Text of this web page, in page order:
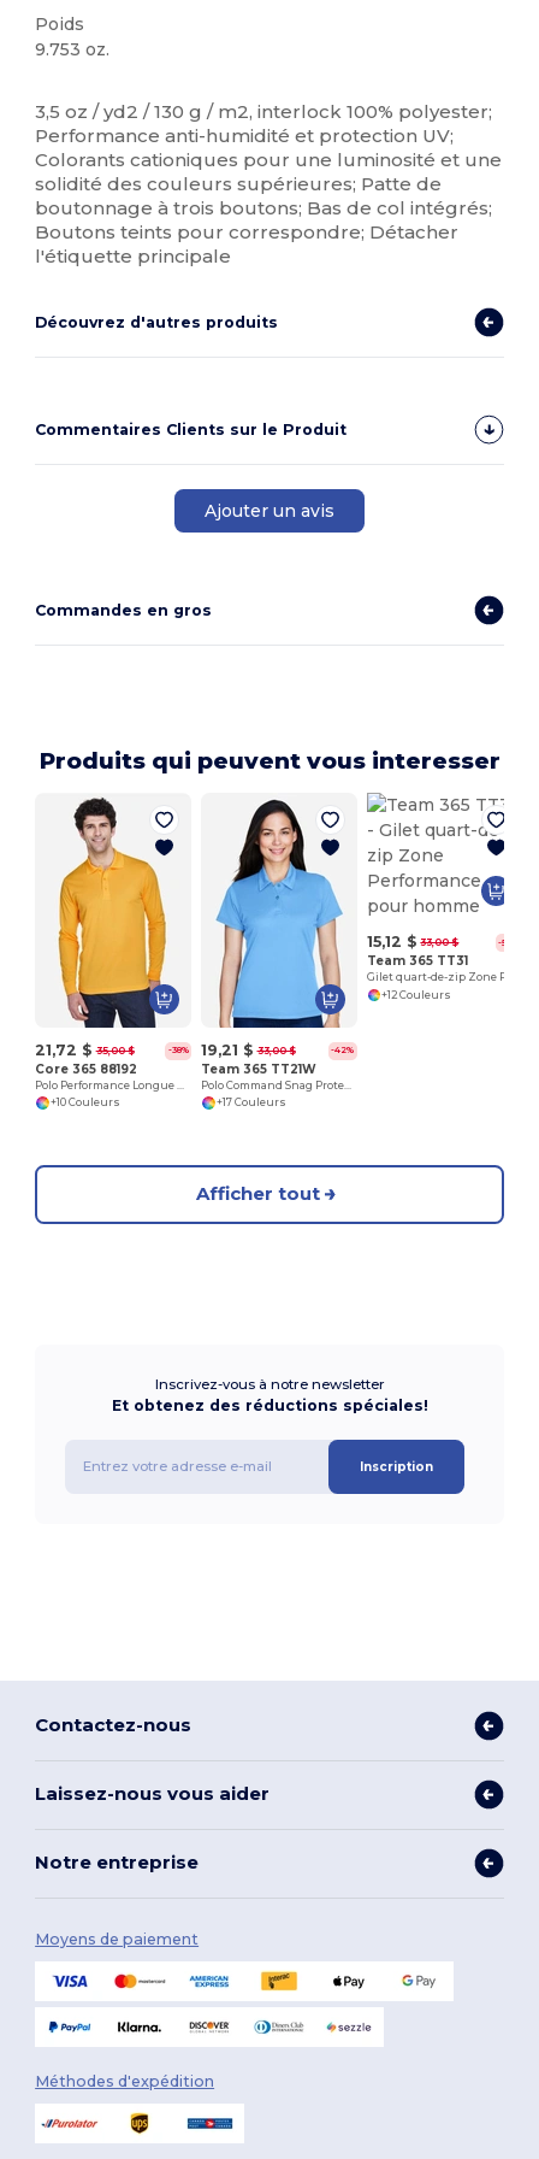
Poids
9.753 oz.
3,5 oz / yd2 / 130 g / m2, interlock 100% polyester;
Performance anti-humidité et protection UV;
Colorants cationiques pour une luminosité et une
solidité des couleurs supérieures; Patte de
boutonnage à trois boutons; Bas de col intégrés;
Boutons teints pour correspondre; Détacher
l'étiquette principale
Découvrez d'autres produits
Commentaires Clients sur le Produit
Ajouter un avis
Commandes en gros
Produits qui peuvent vous interesser
21,72 $ 35,00 $ -38%
Core 365 88192
+10 Couleurs
19,21 $ 33,00 $ -42%
Team 365 TT21W
+17 Couleurs
15,12 $ 33,00 $ -54%
Team 365 TT31
+12 Couleurs
Afficher tout
Inscrivez-vous à notre newsletter
Et obtenez des réductions spéciales!
Inscription
Contactez-nous
Laissez-nous vous aider
Notre entreprise
Moyens de paiement
Méthodes d'expédition